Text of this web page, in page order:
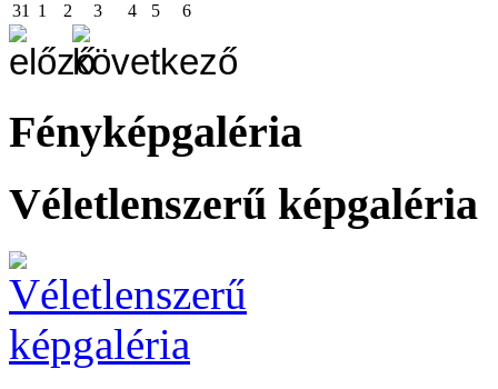
31
1 2 3 4 5 6
Fényképgaléria
Véletlenszerű képgaléria